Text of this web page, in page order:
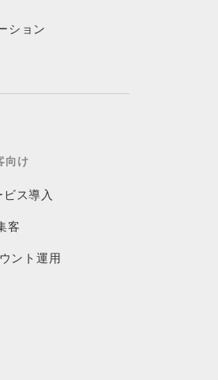
ション
向け
ス導入
客
ント運用